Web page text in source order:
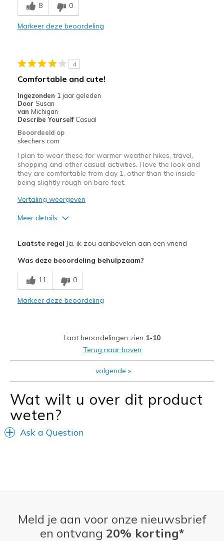
Comfortable
Casual Wear
Width
Sizing
Feels true to size
View On Shoes
8 0
Markeer deze beoordeling
4
Comfortable and cute!
Ingezonden 1 jaar geleden
Door Susan
van Michigan
Describe Yourself Casual
Beoordeeld op
skechers.com
I plan to wear these for warmer weather hikes, travel,
shopping and other casual activities. I love the look and
they are comfortable from day 1, other than the inside
being slightly rough on bare feet.
Vertaling weergeven
Meer details
Breathe Well
Comfortable
Going Out
Travel
Width
Feels too wide
Sizing
View On Shoes
I'm Into Shoes
Laatste regel Ja, ik zou aanbevelen aan een vriend
Was deze beoordeling behulpzaam?
11 0
Markeer deze beoordeling
Laat beoordelingen zien 1-10
Terug naar boven
volgende »
Wat wilt u over dit product
weten?
Ask a Question
Meld je aan voor onze nieuwsbrief
en ontvang 20% korting*